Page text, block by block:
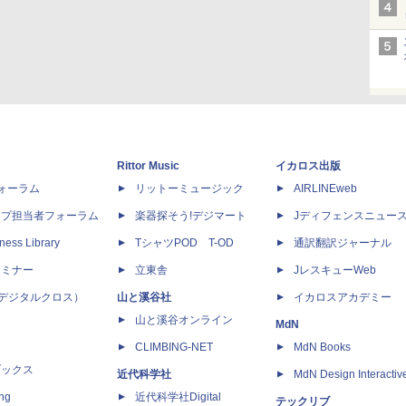
ーラム
担当者フォーラム
Library
ナー
ジタルクロス）
クス
Rittor Music
リットーミュージック
楽器探そう!デジマート
TシャツPOD T-OD
立東舎
山と溪谷社
山と溪谷オンライン
CLIMBING-NET
近代科学社
近代科学社Digital
イカロス出版
AIRLINEweb
Jディフェンスニュー
通訳翻訳ジャーナル
JレスキューWeb
イカロスアカデミー
MdN
MdN Books
MdN Design
テックリブ